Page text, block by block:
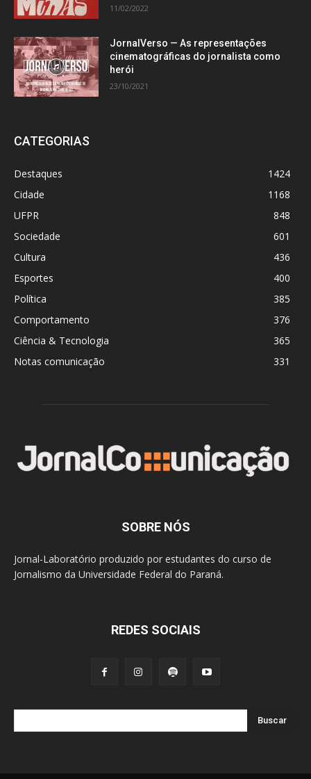
11/02/2022
JornalVerso — As representações
cinematográficas do jornalista como
herói
23/10/2021
CATEGORIAS
Destaques
1424
Cidade
1168
UFPR
848
Sociedade
601
Cultura
436
Esportes
400
Política
385
Comportamento
376
Ciência & Tecnologia
365
Notas comunicação
331
SOBRE NÓS
Jornal-Laboratório produzido por estudantes do curso de
Jornalismo da Universidade Federal do Paraná.
REDES SOCIAIS
Buscar